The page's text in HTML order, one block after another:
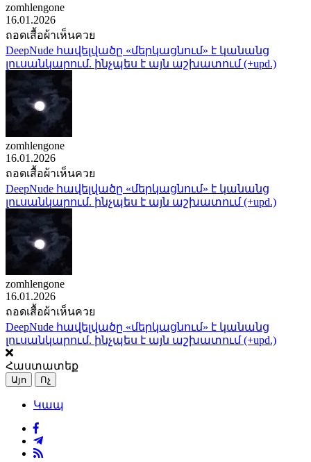
zomhlengone
16.01.2026
ถอดเสื้อผ้าเห็นควย
DeepNude հավելվածը «մերկացնում» է կանանց
լուսանկարում. ինչպես է այն աշխատում (+upd.)
zomhlengone
16.01.2026
ถอดเสื้อผ้าเห็นควย
DeepNude հավելվածը «մերկացնում» է կանանց
լուսանկարում. ինչպես է այն աշխատում (+upd.)
zomhlengone
16.01.2026
ถอดเสื้อผ้าเห็นควย
DeepNude հավելվածը «մերկացնում» է կանանց
լուսանկարում. ինչպես է այն աշխատում (+upd.)
Հաստատեք
Այո Ոչ
Կապ